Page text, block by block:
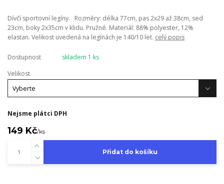
Dívčí sportovní legíny. Rozměry: délka 77cm, pas 2x29 až 38cm, sed
23cm, boky 2x35cm v klidu. Pružné. Materiál: 88% polyester, 12%
elastan. Velikost uvedená na legínách je 140/10 let. celý popis
Dostupnost
skladem 1 ks
Velikost
Nejsme plátci DPH
149 Kč/ks
Přidat do košíku